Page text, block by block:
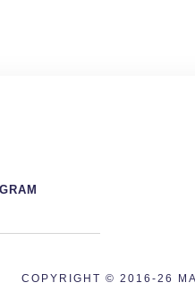
COPYRIGHT © 2016-26